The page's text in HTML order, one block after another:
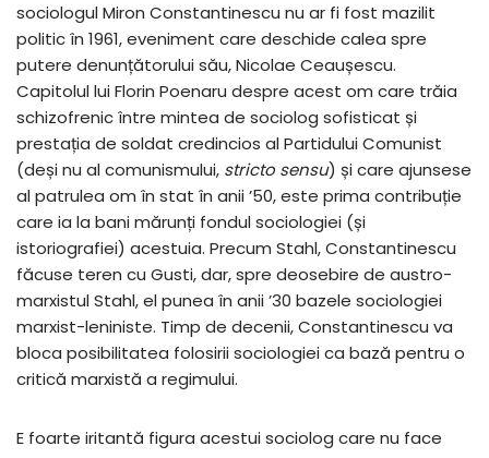
sociologul Miron Constantinescu nu ar fi fost mazilit
politic în 1961, eveniment care deschide calea spre
putere denunțătorului său, Nicolae Ceaușescu.
Capitolul lui Florin Poenaru despre acest om care trăia
schizofrenic între mintea de sociolog sofisticat și
prestația de soldat credincios al Partidului Comunist
(deși nu al comunismului, stricto sensu) și care ajunsese
al patrulea om în stat în anii ʼ50, este prima contribuție
care ia la bani mărunți fondul sociologiei (și
istoriografiei) acestuia. Precum Stahl, Constantinescu
făcuse teren cu Gusti, dar, spre deosebire de austro-
marxistul Stahl, el punea în anii ’30 bazele sociologiei
marxist-leniniste. Timp de decenii, Constantinescu va
bloca posibilitatea folosirii sociologiei ca bază pentru o
critică marxistă a regimului.
E foarte iritantă figura acestui sociolog care nu face